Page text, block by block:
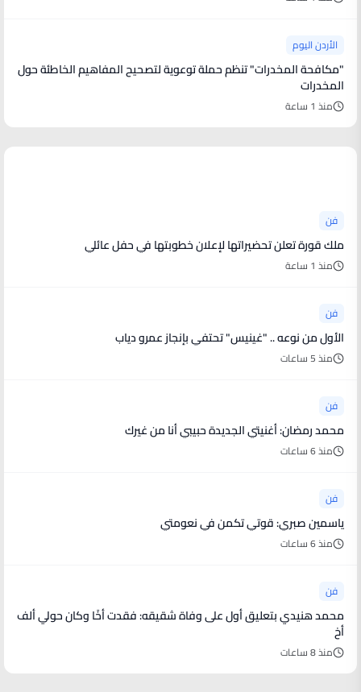
الأردن اليوم
"مكافحة المخدرات" تنظم حملة توعوية لتصحيح المفاهيم الخاطئة حول
المخدرات
منذ 1 ساعة
فن
ملك قورة تعلن تحضيراتها لإعلان خطوبتها في حفل عائلي
منذ 1 ساعة
فن
الأول من نوعه .. "غينيس" تحتفي بإنجاز عمرو دياب
منذ 5 ساعات
فن
محمد رمضان: أغنيتي الجديدة حبيبي أنا من غيرك
منذ 6 ساعات
فن
ياسمين صبري: قوتي تكمن في نعومتي
منذ 6 ساعات
فن
محمد هنيدي بتعليق أول على وفاة شقيقه: فقدت أخًا وكان حولي ألف
أخ
منذ 8 ساعات